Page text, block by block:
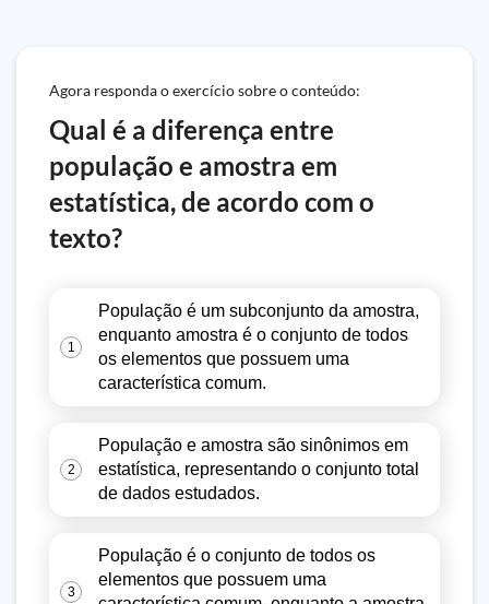
Agora responda o exercício sobre o conteúdo:
Qual é a diferença entre
população e amostra em
estatística, de acordo com o
texto?
1
População é um subconjunto da amostra,
enquanto amostra é o conjunto de todos
os elementos que possuem uma
característica comum.
2
População e amostra são sinônimos em
estatística, representando o conjunto total
de dados estudados.
3
População é o conjunto de todos os
elementos que possuem uma